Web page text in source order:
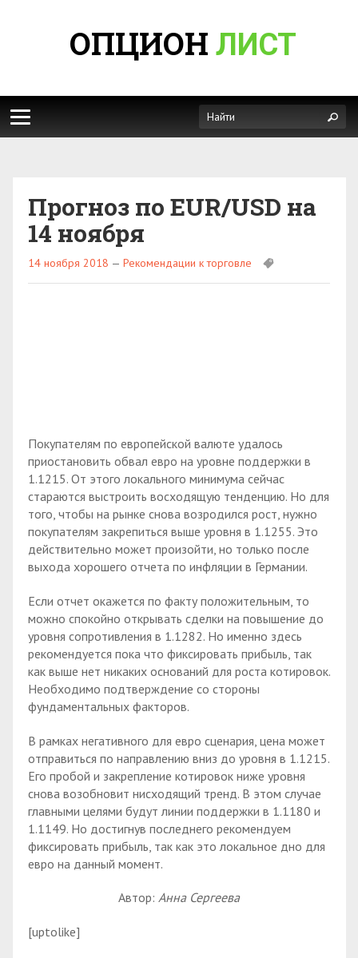
ОПЦИОН ЛИСТ
Прогноз по EUR/USD на
14 ноября
14 ноября 2018 — Рекомендации к торговле
Покупателям по европейской валюте удалось
приостановить обвал евро на уровне поддержки в
1.1215. От этого локального минимума сейчас
стараются выстроить восходящую тенденцию. Но для
того, чтобы на рынке снова возродился рост, нужно
покупателям закрепиться выше уровня в 1.1255. Это
действительно может произойти, но только после
выхода хорошего отчета по инфляции в Германии.
Если отчет окажется по факту положительным, то
можно спокойно открывать сделки на повышение до
уровня сопротивления в 1.1282. Но именно здесь
рекомендуется пока что фиксировать прибыль, так
как выше нет никаких оснований для роста котировок.
Необходимо подтверждение со стороны
фундаментальных факторов.
В рамках негативного для евро сценария, цена может
отправиться по направлению вниз до уровня в 1.1215.
Его пробой и закрепление котировок ниже уровня
снова возобновит нисходящий тренд. В этом случае
главными целями будут линии поддержки в 1.1180 и
1.1149. Но достигнув последнего рекомендуем
фиксировать прибыль, так как это локальное дно для
евро на данный момент.
Автор: Анна Сергеева
[uptolike]